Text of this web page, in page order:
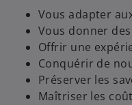
Vous adapter
Vous donner
Offrir une
Conquérir de
Préserver les
Maîtriser les